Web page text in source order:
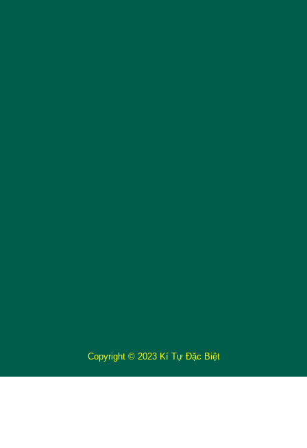
Copyright © 2023 Kí Tự Đặc Biệt